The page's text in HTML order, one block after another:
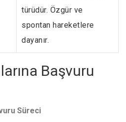
türüdür. Özgür ve
spontan hareketlere
dayanır.
Başvuru
Süreci